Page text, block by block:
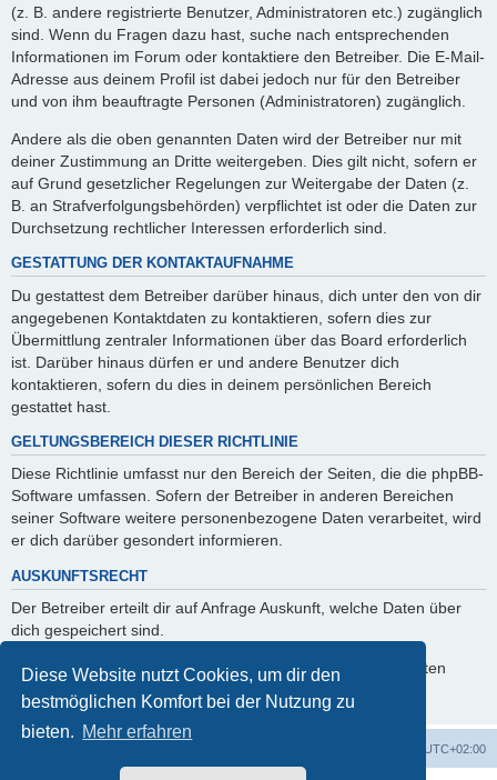
Diese Website nutzt Cookies, um dir den
bestmöglichen Komfort bei der Nutzung zu
bieten. Mehr erfahren
(z. B. andere registrierte Benutzer, Administratoren etc.) zugänglich
sind. Wenn du Fragen dazu hast, suche nach entsprechenden
Informationen im Forum oder kontaktiere den Betreiber. Die E-Mail-
Adresse aus deinem Profil ist dabei jedoch nur für den Betreiber
und von ihm beauftragte Personen (Administratoren) zugänglich.
Andere als die oben genannten Daten wird der Betreiber nur mit
deiner Zustimmung an Dritte weitergeben. Dies gilt nicht, sofern er
auf Grund gesetzlicher Regelungen zur Weitergabe der Daten (z.
B. an Strafverfolgungsbehörden) verpflichtet ist oder die Daten zur
Durchsetzung rechtlicher Interessen erforderlich sind.
GESTATTUNG DER KONTAKTAUFNAHME
Du gestattest dem Betreiber darüber hinaus, dich unter den von dir
angegebenen Kontaktdaten zu kontaktieren, sofern dies zur
Übermittlung zentraler Informationen über das Board erforderlich
ist. Darüber hinaus dürfen er und andere Benutzer dich
kontaktieren, sofern du dies in deinem persönlichen Bereich
gestattet hast.
GELTUNGSBEREICH DIESER RICHTLINIE
Diese Richtlinie umfasst nur den Bereich der Seiten, die die phpBB-
Software umfassen. Sofern der Betreiber in anderen Bereichen
seiner Software weitere personenbezogene Daten verarbeitet, wird
er dich darüber gesondert informieren.
AUSKUNFTSRECHT
Der Betreiber erteilt dir auf Anfrage Auskunft, welche Daten über
dich gespeichert sind.
Du kannst jederzeit die Löschung bzw. Sperrung deiner Daten
verlangen. Kontaktiere hierzu bitte den Betreiber.
UTC+02:00